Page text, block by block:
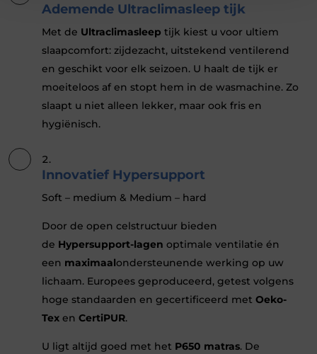
Ademende Ultraclimasleep tijk
Met de Ultraclimasleep tijk kiest u voor ultiem
slaapcomfort: zijdezacht, uitstekend ventilerend
en geschikt voor elk seizoen. U haalt de tijk er
moeiteloos af en stopt hem in de wasmachine. Zo
slaapt u niet alleen lekker, maar ook fris en
hygiënisch.
Innovatief Hypersupport
Soft – medium & Medium – hard
Door de open celstructuur bieden
de Hypersupport-lagen optimale ventilatie én
een maximaalondersteunende werking op uw
lichaam. Europees geproduceerd, getest volgens
hoge standaarden en gecertificeerd met Oeko-
Texen CertiPUR.
U ligt altijd goed met het P650 matras. De